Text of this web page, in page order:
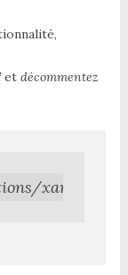
et décommentez
xampp/